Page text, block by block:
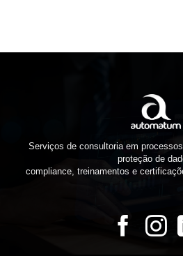
Serviços de consultoria em
proteção de
compliance, treinamentos e